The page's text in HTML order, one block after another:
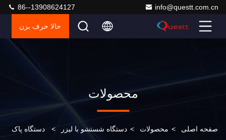
info@questt.com.cn
86--13908624127
حالا حرف بزن
محصولات
صفحه اصلی > محصولات > دستگاه شستشو با لیزر > دستگاه پاک